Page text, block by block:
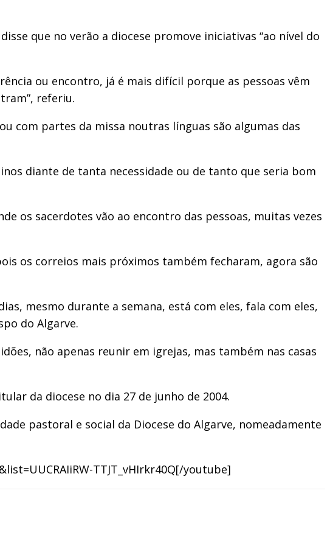
que no verão a diocese promove iniciativas “ao nível do
ou encontro, já é mais difícil porque as pessoas vêm
referiu.
com partes da missa noutras línguas são algumas das
diante de tanta necessidade ou de tanto que seria bom
os sacerdotes vão ao encontro das pessoas, muitas vezes
os correios mais próximos também fecharam, agora são
mesmo durante a semana, está com eles, fala com eles,
do Algarve.
não apenas reunir em igrejas, mas também nas casas
da diocese no dia 27 de junho de 2004.
pastoral e social da Diocese do Algarve, nomeadamente
TTJT_vHIrkr40Q[/youtube]